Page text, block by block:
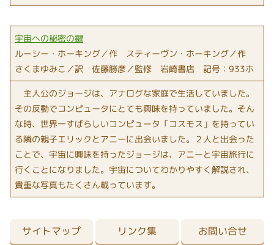
宇宙への秘密の鍵
ルーシー・ホーキング／作 スティーヴン・ホーキング／作
さくまゆみこ／訳 佐藤勝彦／監修 岩崎書店 記号：933ホ
主人公のジョージは、アナログな家庭で生活していました。
その反動でコンピュータにとても興味を持っていました。そん
な時、世界一すばらしいコンピュータ「コスモス」を持ってい
る隣の親子エリックとアニーに出会いました。２人と出会った
ことで、宇宙に興味を持ったジョージは、アニーと宇宙旅行に
行くことになりました。宇宙についてわかりやすく解説され、
貴重な写真もたくさん載っています。
サイトマップ リンク集 お問い合せ